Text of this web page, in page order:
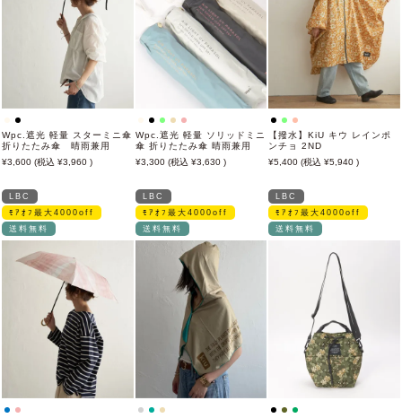
Wpc.遮光 軽量 スターミニ傘
折りたたみ傘 晴雨兼用
3,600
3,960
Wpc.遮光 軽量 ソリッドミニ
傘 折りたたみ傘 晴雨兼用
3,300
3,630
【撥水】KiU キウ レインポ
ンチョ 2ND
5,400
5,940
LBC
ﾓｱｵﾌ最大4000off
送料無料
LBC
ﾓｱｵﾌ最大4000off
送料無料
LBC
ﾓｱｵﾌ最大4000off
送料無料